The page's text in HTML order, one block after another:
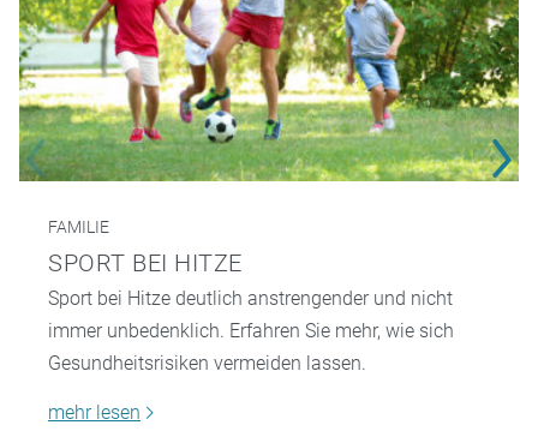
FAMILIE
SPORT BEI HITZE
Sport bei Hitze deutlich anstrengender und nicht
immer unbedenklich. Erfahren Sie mehr, wie sich
Gesundheitsrisiken vermeiden lassen.
mehr lesen